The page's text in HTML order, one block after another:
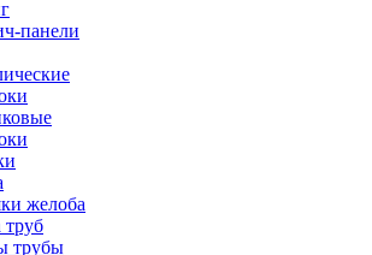
панели
желоба
труб
трубы